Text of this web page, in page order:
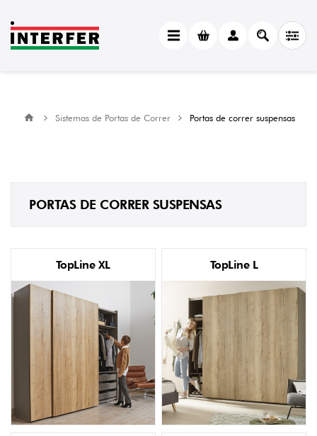
Sistemas de Portas de Correr Portas de correr suspensas
PORTAS DE CORRER SUSPENSAS
TopLine XL TopLine L